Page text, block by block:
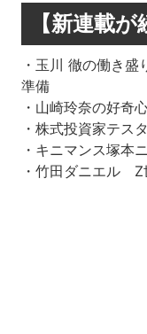
【新連載
・玉川 徹の働き盛
準備
・山崎玲奈の好奇
・株式投資家テス
・キニマンス塚本
・竹田ダニエル Z